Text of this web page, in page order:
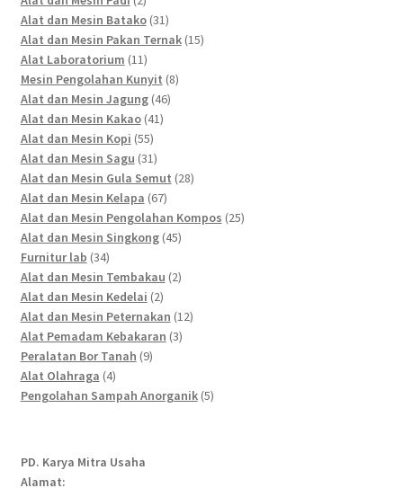
products
Alat dan Mesin Batako 3131
products
Alat dan Mesin Pakan Ternak 1515
Alat Laboratorium 1111
products
Mesin Pengolahan Kunyit 88
Alat dan Mesin Jagung 4646
Alat dan Mesin Kakao 4141
Alat dan Mesin Kopi 5555
products
Alat dan Mesin Sagu 3131
products
Alat dan Mesin Gula Semut 2828
Alat dan Mesin Kelapa 6767
products
Alat dan Mesin Pengolahan Kompos 2525
Alat dan Mesin Singkong 4545
Furnitur lab 3434
products
Alat dan Mesin Tembakau 22
Alat dan Mesin Kedelai 22
products
Alat dan Mesin Peternakan 1212
Alat Pemadam Kebakaran 33
Peralatan Bor Tanah 99
Alat Olahraga 44
products
Pengolahan Sampah Anorganik 55
PD. Karya Mitra Usaha
Alamat: